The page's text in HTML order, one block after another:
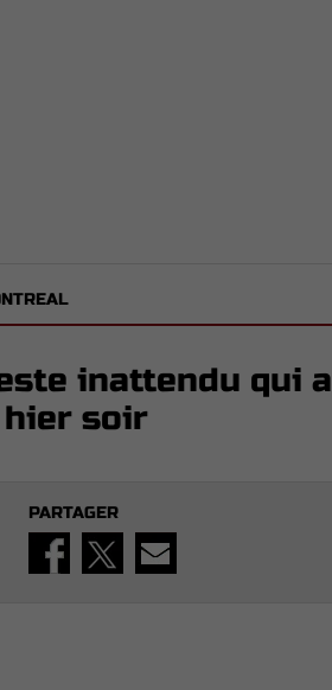
inattendu qui
hier soir
PARTAGER